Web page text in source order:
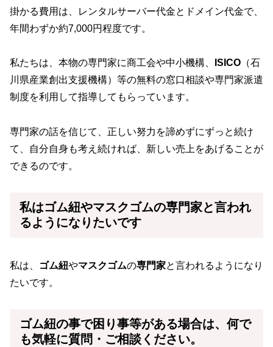
掛かる費用は、レンタルサーバー代金とドメイン代金で、
年間わずか約7,000円程度です。
私たちは、本物の専門家に商工会や中小機構、 ISICO （石
川県産業創出支援機構）等の無料の窓口相談や専門家派遣
制度を利用して指導してもらっています。
専門家の話を信じて、正しい努力を諦めずにずっと続け
て、自分自身も考え続ければ、新しい売上をあげることが
できるのです。
私はゴム紐やマスクゴムの専門家と言われ
るようになりたいです
私は、 ゴム紐やマスクゴムの専門家と言われるようになり
たいです。
ゴム紐の事で困り事等がある場合は、何で
も気軽に質問・ご相談ください。